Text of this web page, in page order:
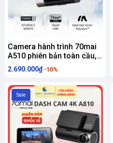
Camera hành trình 70mai
A510 phiên bản toàn cầu,
ghi hình 3K, cảnh báo an
toàn ADAS
2.690.000₫ -10%
Sale